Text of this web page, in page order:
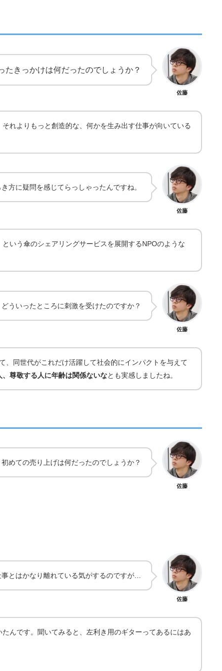
佐藤
きっかけは何だったのでしょうか？
れよりもっと創造的な、何かを生み出す仕事が向いている
佐藤
方に疑問を感じてらっしゃったんですね。
いう傘のシェアリングサービスを展開するNPOのような
佐藤
どういったところに刺激を受けたのですか？
、同世代がこれだけ活躍して社会的にインパクトを与えて
、尊敬する人に年齢は関係ないなとも実感しましたね。
佐藤
めての売り上げは何だったのでしょうか？
佐藤
とはかなり離れている気がするのですが…
んです。聞いてみると、左利き用のギターってあるにはあ